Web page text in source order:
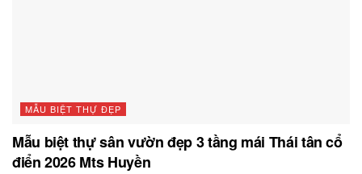
MẪU BIỆT THỰ ĐẸP
Mẫu biệt thự sân vườn đẹp 3 tầng mái Thái tân cổ
điển 2026 Mts Huyền